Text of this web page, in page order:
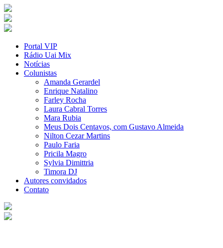
Portal VIP
Rádio Uai Mix
Notícias
Colunistas
Amanda Gerardel
Enrique Natalino
Farley Rocha
Laura Cabral Torres
Mara Rubia
Meus Dois Centavos, com Gustavo Almeida
Nilton Cezar Martins
Paulo Faria
Pricila Magro
Sylvia Dimittria
Timora DJ
Autores convidados
Contato